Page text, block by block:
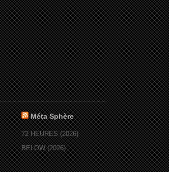
Méta Sphère
72 HEURES (2026)
BELOW (2026)